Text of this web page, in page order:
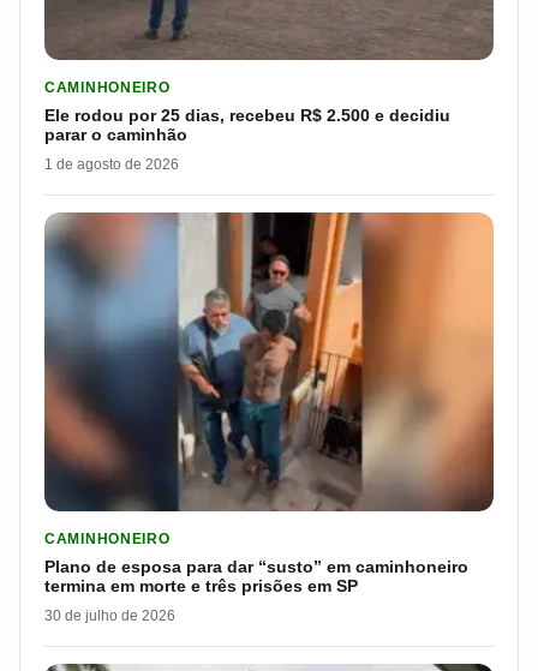
CAMINHONEIRO
Ele rodou por 25 dias, recebeu R$ 2.500 e decidiu
parar o caminhão
1 de agosto de 2026
CAMINHONEIRO
Plano de esposa para dar “susto” em caminhoneiro
termina em morte e três prisões em SP
30 de julho de 2026